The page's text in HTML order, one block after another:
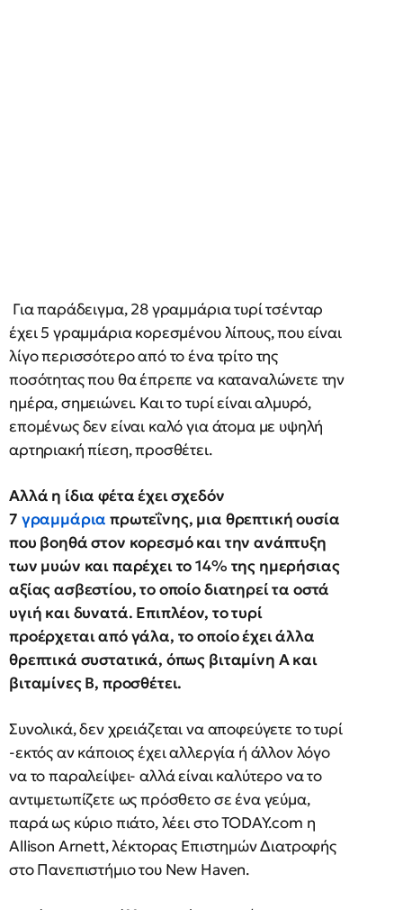
Για παράδειγμα, 28 γραμμάρια τυρί τσένταρ
έχει 5 γραμμάρια κορεσμένου λίπους, που είναι
λίγο περισσότερο από το ένα τρίτο της
ποσότητας που θα έπρεπε να καταναλώνετε την
ημέρα, σημειώνει. Και το τυρί είναι αλμυρό,
επομένως δεν είναι καλό για άτομα με υψηλή
αρτηριακή πίεση, προσθέτει.
Αλλά η ίδια φέτα έχει σχεδόν
7 γραμμάριαπρωτεΐνης, μια θρεπτική ουσία
που βοηθά στον κορεσμό και την ανάπτυξη
των μυών και παρέχει το 14% της ημερήσιας
αξίας ασβεστίου, το οποίο διατηρεί τα οστά
υγιή και δυνατά. Επιπλέον, το τυρί
προέρχεται από γάλα, το οποίο έχει άλλα
θρεπτικά συστατικά, όπως βιταμίνη Α και
βιταμίνες Β, προσθέτει.
Συνολικά, δεν χρειάζεται να αποφεύγετε το τυρί
-εκτός αν κάποιος έχει αλλεργία ή άλλον λόγο
να το παραλείψει- αλλά είναι καλύτερο να το
αντιμετωπίζετε ως πρόσθετο σε ένα γεύμα,
παρά ως κύριο πιάτο, λέει στο TODAY.com η
Allison Arnett, λέκτορας Επιστημών Διατροφής
στο Πανεπιστήμιο του New Haven.